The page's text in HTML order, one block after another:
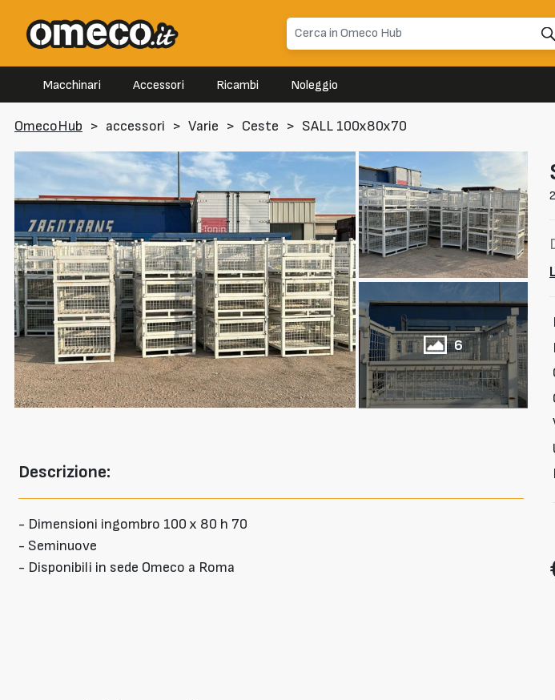
Macchinari Accessori Ricambi Noleggio
OmecoHub > accessori > Varie > Ceste > SALL 100x80x70
6
Descrizione:
- Dimensioni ingombro 100 x 80 h 70
- Seminuove
- Disponibili in sede Omeco a Roma